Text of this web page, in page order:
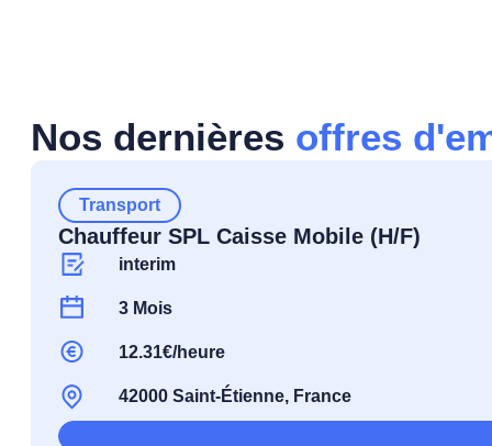
Nos dernières offres
Transport
Chauffeur SPL Caisse Mobile (H/F)
interim
3 Mois
12.31€/heure
42000 Saint-Étienne, France